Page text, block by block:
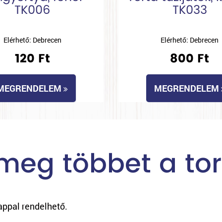
TK006
Elérhető: Debrecen
120 Ft
TK033
Elérhető: Debrecen
800 Ft
MEGRENDELEM
többet a
rendelhető.